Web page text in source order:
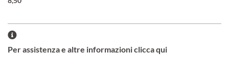
Per assistenza e altre informazioni clicca qui